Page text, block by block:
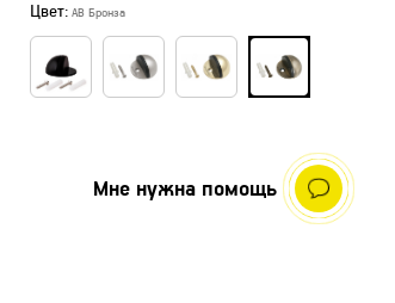
Цвет: AB Бронза
Мне нужна помощь